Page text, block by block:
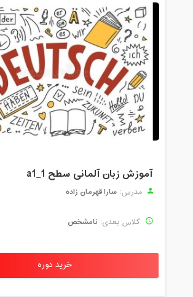
آموزش زبان آلمانی سطح a1_1
مدرس: سارا قهرمان زاده
کلاس بعدی: نامشخص
خرید دوره